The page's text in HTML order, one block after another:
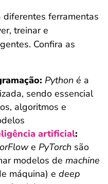
ferramentas
treinar e
Confira as
Python é a
sendo essencial
algoritmos e
artificial:
e PyTorch são
modelos de machine
máquina) e deep